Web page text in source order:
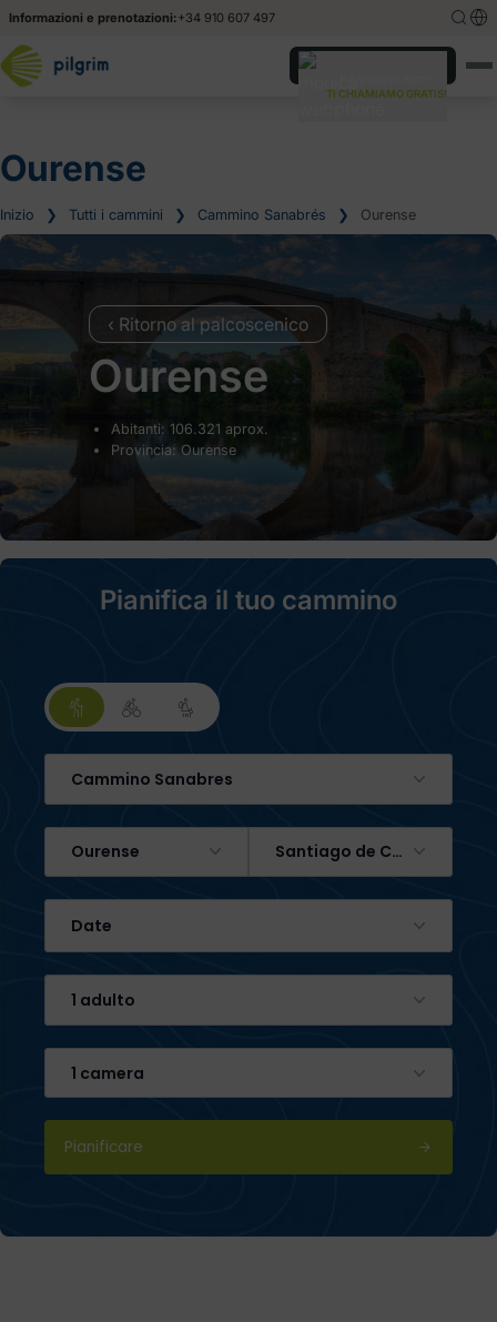
Informazioni e prenotazioni:+34 910 607 497
Español
Español
TI CHIAMIAMO GRATIS!
Ourense
Inizio ❯ Tutti i cammini ❯ Cammino Sanabrés ❯ Ourense
‹ Ritorno al palcoscenico
Ourense
Abitanti: 106.321 aprox.
Provincia: Ourense
Pianifica il tuo cammino
Cammino Sanabres
Ourense Santiago de Compostela
Date
1 adulto
1 camera
Pianificare